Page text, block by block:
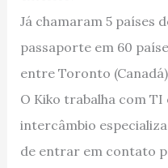
Já chamaram 5 países
passaporte em 60
entre Toronto (Canadá)
O Kiko trabalha com
intercâmbio
de entrar em contato